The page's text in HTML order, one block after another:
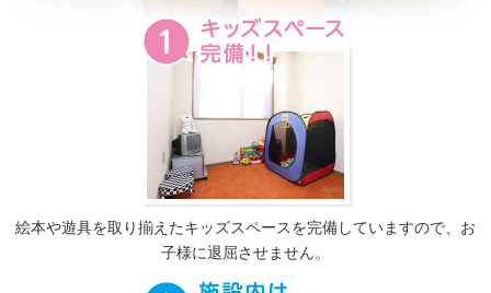
絵本や遊具を取り揃えたキッズスペースを完備していますので、お
子様に退屈させません。